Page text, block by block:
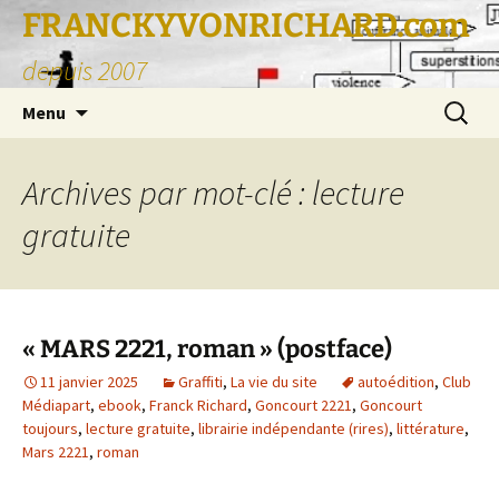
FRANCKYVONRICHARD.com
depuis 2007
Menu
Archives par mot-clé : lecture
gratuite
« MARS 2221, roman » (postface)
11 janvier 2025 Graffiti, La vie du site autoédition, Club
Médiapart, ebook, Franck Richard, Goncourt 2221, Goncourt
toujours, lecture gratuite, librairie indépendante (rires), littérature,
Mars 2221, roman